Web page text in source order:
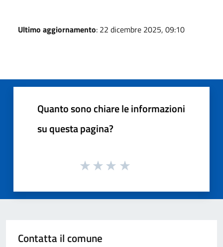
Ultimo aggiornamento: 22 dicembre 2025, 09:10
Quanto sono chiare le informazioni
su questa pagina?
Contatta il comune